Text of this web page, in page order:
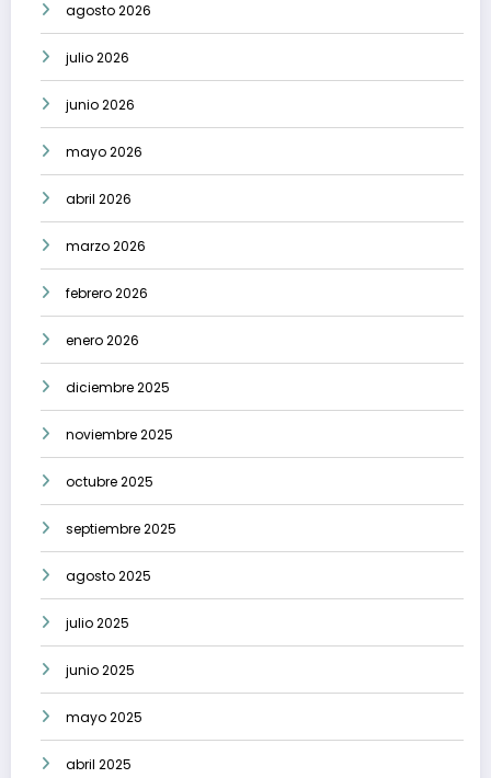
agosto 2026
julio 2026
junio 2026
mayo 2026
abril 2026
marzo 2026
febrero 2026
enero 2026
diciembre 2025
noviembre 2025
octubre 2025
septiembre 2025
agosto 2025
julio 2025
junio 2025
mayo 2025
abril 2025